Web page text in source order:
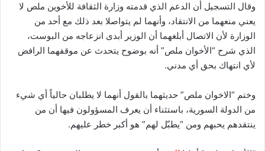
وقال التسجيل أن الدعم الذي قدمته وزارة الثقافة للأخوين ملص لا
يعني منعهما من الانتقاد، وأنهما لم يتواصلا بعد ذلك مع أحد من
الوزارة لأن الاتصال أبلغهما أن الوزير أبدى انزعاجه من البوست،
الذي شرح “الأخوان ملص” أنه بوضوح يتحدث عن موقفهما الرافض
لأي انتهاك بحق أي مدني.
وختم “الاخوان ملص” حديثهما بالقول أنهما لا يطلبان حالياً أي شيء
من الدولة السورية، باستثناء أن يعرف المسؤولون فيها أن من
ينتقدهم يحبهم ومن “يطبّل لهم” هو أكبر خطر عليهم.